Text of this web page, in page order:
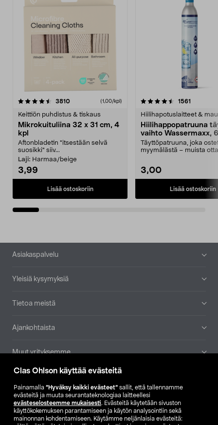
Clas Ohlson käyttää evästeitä
Painamalla ”Hyväksy kaikki evästeet” sallit, että tallennamme
evästeitä ja muuta seurantateknologiaa laitteellesi
evästeselosteemme mukaisesti. Evästeitä käytetään sivuston
käyttökokemuksen parantamiseen ja käytön analysointiin sekä
mainonnan kohdentamiseen. Käytämme neljänlaisia evästeitä:
3810arvostelut (1,00/kpl)
Keittiön puhdistus & tiskaus
Mikrokuituliina 32 x 31 cm, 4
kpl
Aftonbladetin "itsestään selvä
suosikki" siiv...
Laji: Harmaa/beige
3,99
Lisää ostoskoriin
4.5viidestä
1561
Hiilihapotuslaitteet &
Hiilihappopatruuna
vaihto Wassermaxx,
Täyttöpatruuna, joka
myymälästä – muista
3,00
Lisää ostoskoriin
4.5viidestä
Alatunniste
Asiakaspalvelu
Yleisiä kysymyksiä
Tietoa meistä
Ajankohtaista
Muut yrityksemme
Etsi myymälä
SE NO FI
FI SV